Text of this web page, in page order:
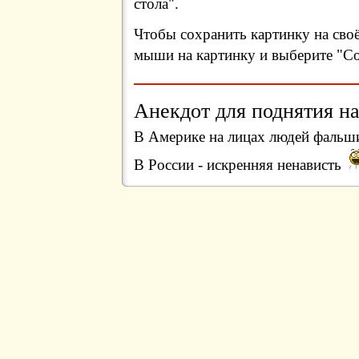
стола".
Чтобы сохранить картинку на
мыши на картинку и выберите
Анекдот для поднятия
В Америке на лицах людей
В России - искренняя ненависть